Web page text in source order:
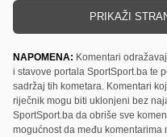
PRIKAŽI
NAPOMENA: Komentari
i stavove portala SportSport.ba te
sadržaj tih kometara. Komentari
riječnik mogu biti uklonjeni bez
SportSport.ba da obriše sve
mogućnost da među